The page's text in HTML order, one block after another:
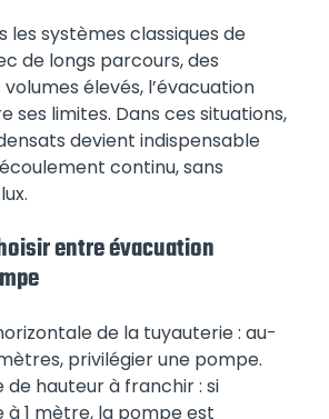
les systèmes classiques de
de longs parcours, des
élevés, l’évacuation
ses limites. Dans ces situations,
devient indispensable
continu, sans
entre évacuation
de la tuyauterie : au-
privilégier une pompe.
de hauteur à franchir : si
à 1 mètre, la pompe est